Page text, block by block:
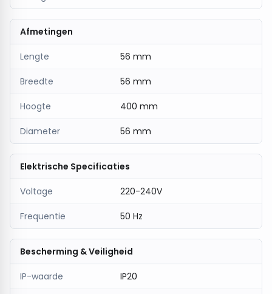
Afmetingen
Lengte 56 mm
Breedte 56 mm
Hoogte 400 mm
Diameter 56 mm
Elektrische Specificaties
Voltage 220-240V
Frequentie 50 Hz
Bescherming & Veiligheid
IP-waarde IP20